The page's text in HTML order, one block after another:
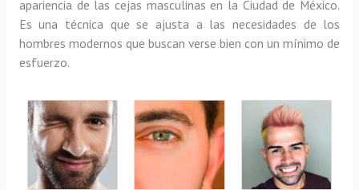
apariencia de las cejas masculinas en la Ciudad de México.
Es una técnica que se ajusta a las necesidades de los
hombres modernos que buscan verse bien con un mínimo de
esfuerzo.